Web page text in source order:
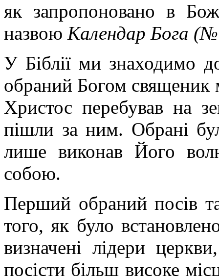
як запропоновано в
назвою Календар Бога
У Біблії ми знаходимо
обраний Богом священик
Христос перебував на
пішли за ним. Обрані
лише виконав Його
собою.
Перший обраний посів
того, як було
визначені лідери
посісти більш високе